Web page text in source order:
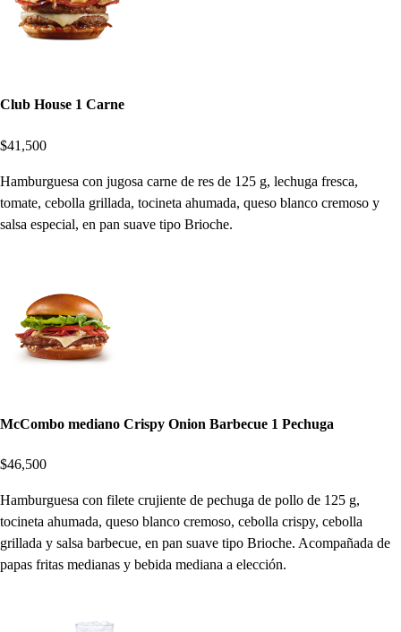
Club House 1 Carne
$41,500
Hamburguesa con jugosa carne de res de 125 g, lechuga fresca,
tomate, cebolla grillada, tocineta ahumada, queso blanco cremoso y
salsa especial, en pan suave tipo Brioche.
McCombo mediano Crispy Onion Barbecue 1 Pechuga
$46,500
Hamburguesa con filete crujiente de pechuga de pollo de 125 g,
tocineta ahumada, queso blanco cremoso, cebolla crispy, cebolla
grillada y salsa barbecue, en pan suave tipo Brioche. Acompañada de
papas fritas medianas y bebida mediana a elección.